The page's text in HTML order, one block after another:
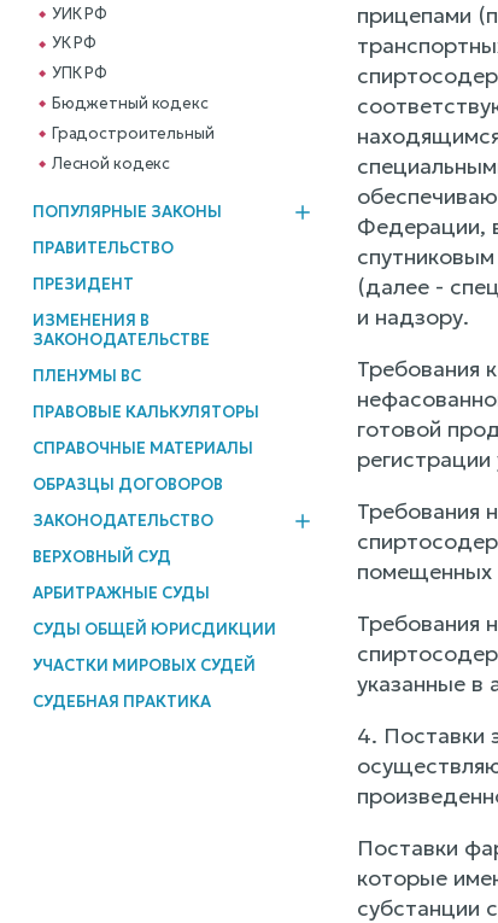
УИК РФ
УК РФ
УПК РФ
Бюджетный кодекс
Градостроительный
Лесной кодекс
ПОПУЛЯРНЫЕ ЗАКОНЫ
ПРАВИТЕЛЬСТВО
ПРЕЗИДЕНТ
ИЗМЕНЕНИЯ В
ЗАКОНОДАТЕЛЬСТВЕ
ПЛЕНУМЫ ВС
ПРАВОВЫЕ КАЛЬКУЛЯТОРЫ
СПРАВОЧНЫЕ МАТЕРИАЛЫ
ОБРАЗЦЫ ДОГОВОРОВ
ЗАКОНОДАТЕЛЬСТВО
ВЕРХОВНЫЙ СУД
АРБИТРАЖНЫЕ СУДЫ
СУДЫ ОБЩЕЙ ЮРИСДИКЦИИ
УЧАСТКИ МИРОВЫХ СУДЕЙ
СУДЕБНАЯ ПРАКТИКА
прицепами
Федерации,
(далее -
и надзору.
Требования
готовой
Требования
помещенных
Требования
указанные в
4. Поставки
Поставки
которые
субстанции